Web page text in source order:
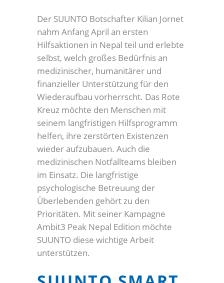
Der SUUNTO Botschafter Kilian Jornet
nahm Anfang April an ersten
Hilfsaktionen in Nepal teil und erlebte
selbst, welch großes Bedürfnis an
medizinischer, humanitärer und
finanzieller Unterstützung für den
Wiederaufbau vorherrscht. Das Rote
Kreuz möchte den Menschen mit
seinem langfristigen Hilfsprogramm
helfen, ihre zerstörten Existenzen
wieder aufzubauen. Auch die
medizinischen Notfallteams bleiben
im Einsatz. Die langfristige
psychologische Betreuung der
Überlebenden gehört zu den
Prioritäten. Mit seiner Kampagne
Ambit3 Peak Nepal Edition möchte
SUUNTO diese wichtige Arbeit
unterstützen.